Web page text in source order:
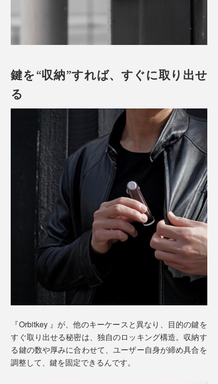
鍵を“収納”すれば、すぐに取り出せ
る
『Orbitkey 』が、他のキーケースと異なり、目的の鍵を
すぐ取り出せる秘密は、独自のロッキング構造。収納す
る鍵の数や厚みに合わせて、ユーザー自身が締め具合を
調整して、鍵を固定できるんです。